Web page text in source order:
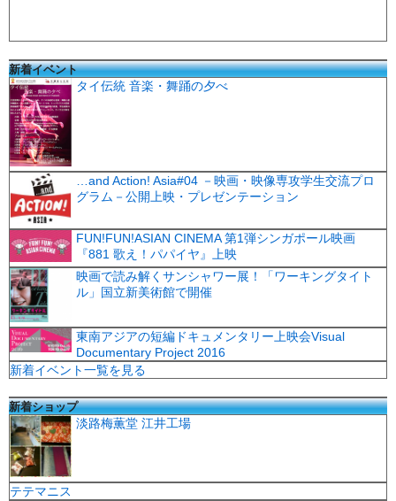
新着イベント
タイ伝統 音楽・舞踊の夕べ
…and Action! Asia#04 －映画・映像専攻学生交流プロ
グラム－公開上映・プレゼンテーション
FUN!FUN!ASIAN CINEMA 第1弾シンガポール映画
『881 歌え！パパイヤ』上映
映画で読み解くサンシャワー展！「ワーキングタイト
ル」国立新美術館で開催
東南アジアの短編ドキュメンタリー上映会Visual
Documentary Project 2016
新着イベント一覧を見る
新着ショップ
淡路梅薫堂 江井工場
テテマニス